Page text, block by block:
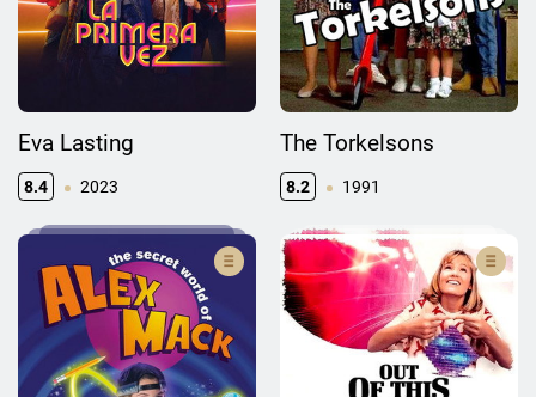
Eva Lasting
8.4 2023
The Torkelsons
8.2 1991